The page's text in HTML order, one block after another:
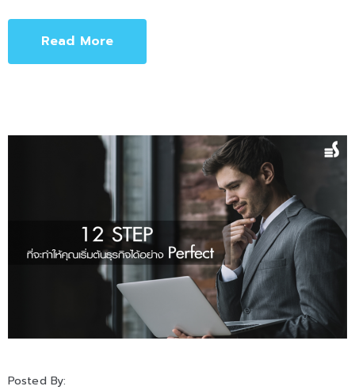
Read More
Posted By: